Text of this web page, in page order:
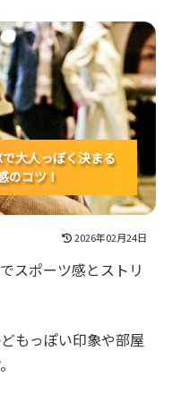
で大人っぽく決ま
サイズ感のコツ！
大人っぽく決まる
のコツ！
大人っぽく決まる
のコツ！
大人っぽく決まる
のコツ！
2026年02月24日
スポーツ感とストリ
もっぽい印象や部屋